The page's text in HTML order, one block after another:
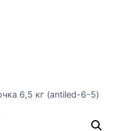
6,5 кг (antiled-6-5)